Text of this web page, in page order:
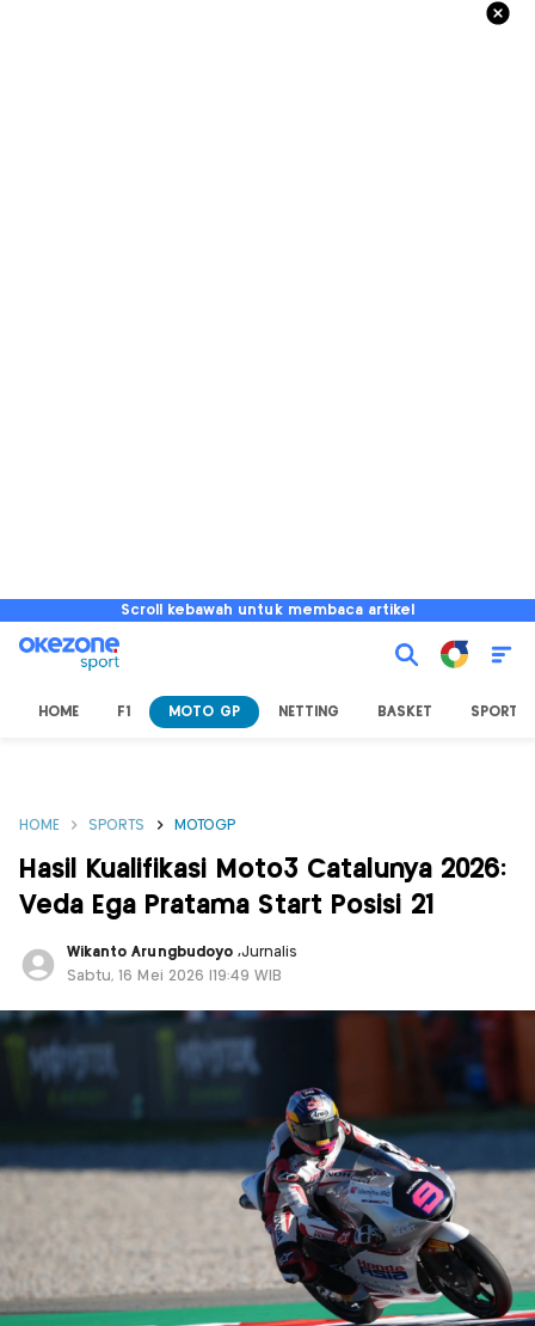
Scroll kebawah untuk membaca artikel
HOME F1 MOTO GP NETTING BASKET SPORT
HOME SPORTS MOTOGP
Hasil Kualifikasi Moto3 Catalunya 2026:
Veda Ega Pratama Start Posisi 21
Wikanto Arungbudoyo ,Jurnalis
Sabtu, 16 Mei 2026 |19:49 WIB